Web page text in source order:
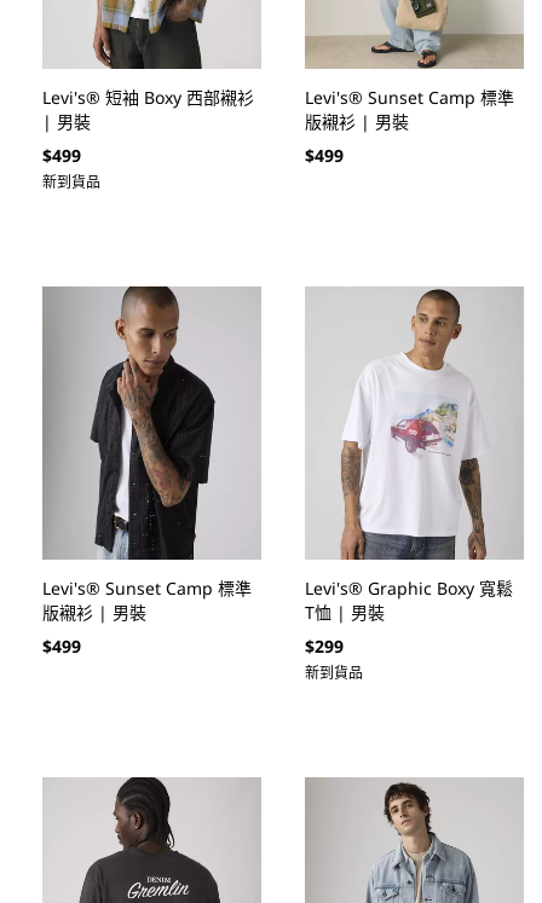
Levi's® 短袖 Boxy 西部襯衫
| 男裝
定
價
$499
新到貨品
Levi's® Sunset Camp 標準
版襯衫 | 男裝
定
$499
Levi's® Sunset Camp 標準
版襯衫 | 男裝
定
$499
Levi's® Graphic Boxy 寬鬆
T恤 | 男裝
定
價
$299
新到貨品